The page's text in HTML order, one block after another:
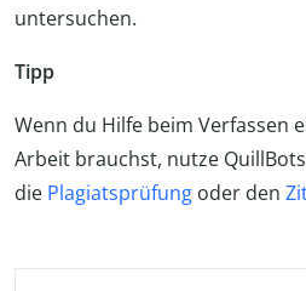
untersuchen.
Tipp
Wenn du Hilfe beim Verfassen
Arbeit brauchst, nutze
die Plagiatsprüfung oder den